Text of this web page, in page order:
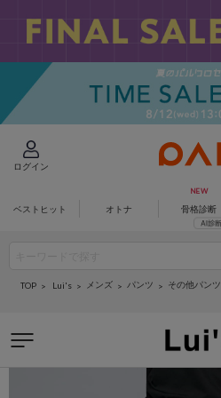
ログイン
ベストヒット オトナ 骨格診断
TOP Lui's メンズ パンツ その他パンツ